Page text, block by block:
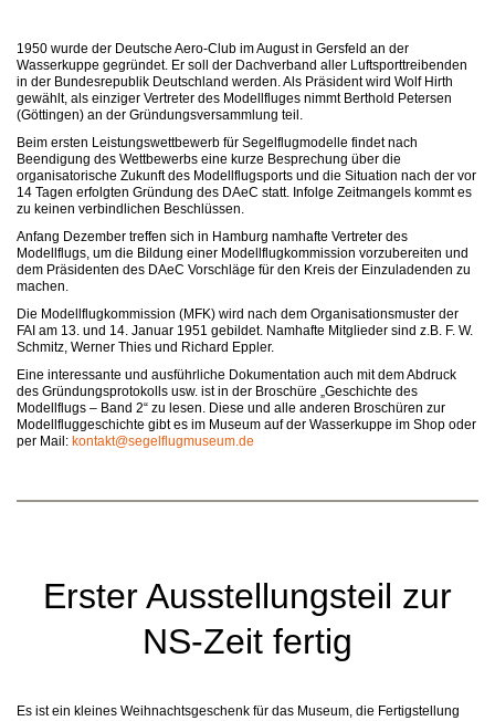
1950 wurde der Deutsche Aero-Club im August in Gersfeld an der
Wasserkuppe gegründet. Er soll der Dachverband aller Luftsporttreibenden
in der Bundesrepublik Deutschland werden. Als Präsident wird Wolf Hirth
gewählt, als einziger Vertreter des Modellfluges nimmt Berthold Petersen
(Göttingen) an der Gründungsversammlung teil.
Beim ersten Leistungswettbewerb für Segelflugmodelle findet nach
Beendigung des Wettbewerbs eine kurze Besprechung über die
organisatorische Zukunft des Modellflugsports und die Situation nach der vor
14 Tagen erfolgten Gründung des DAeC statt. Infolge Zeitmangels kommt es
zu keinen verbindlichen Beschlüssen.
Anfang Dezember treffen sich in Hamburg namhafte Vertreter des
Modellflugs, um die Bildung einer Modellflugkommission vorzubereiten und
dem Präsidenten des DAeC Vorschläge für den Kreis der Einzuladenden zu
machen.
Die Modellflugkommission (MFK) wird nach dem Organisationsmuster der
FAI am 13. und 14. Januar 1951 gebildet. Namhafte Mitglieder sind z.B. F. W.
Schmitz, Werner Thies und Richard Eppler.
Eine interessante und ausführliche Dokumentation auch mit dem Abdruck
des Gründungsprotokolls usw. ist in der Broschüre „Geschichte des
Modellflugs – Band 2“ zu lesen. Diese und alle anderen Broschüren zur
Modellfluggeschichte gibt es im Museum auf der Wasserkuppe im Shop oder
per Mail: kontakt@segelflugmuseum.de
Erster Ausstellungsteil zur
NS-Zeit fertig
Es ist ein kleines Weihnachtsgeschenk für das Museum, die Fertigstellung